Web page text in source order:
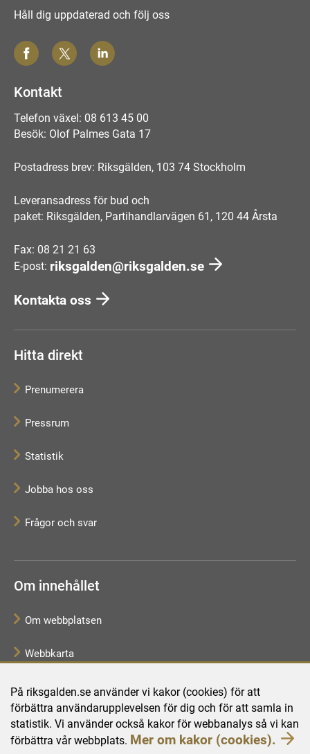
På riksgalden.se använder vi kakor (cookies) för att
förbättra användarupplevelsen för dig och för att samla in
statistik. Vi använder också kakor för webbanalys så vi kan
förbättra vår webbplats. Mer om kakor (cookies).
Håll dig uppdaterad och följ oss
Kontakt
Telefon växel: 08 613 45 00
Besök: Olof Palmes Gata 17
Postadress brev: Riksgälden, 103 74 Stockholm
Leveransadress för bud och
paket: Riksgälden, Partihandlarvägen 61, 120 44 Årsta
Fax: 08 21 21 63
E-post: riksgalden@riksgalden.se
Kontakta oss
Hitta direkt
Prenumerera
Pressrum
Statistik
Jobba hos oss
Frågor och svar
Om innehållet
Om webbplatsen
Webbkarta
Tillgänglighetsredogörelse
Behandling av personuppgifter